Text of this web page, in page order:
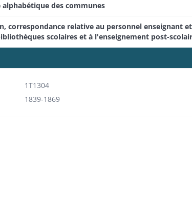
alphabétique des communes
correspondance relative au personnel enseignant
scolaires et à l'enseignement post-
1T1304
1839-1869